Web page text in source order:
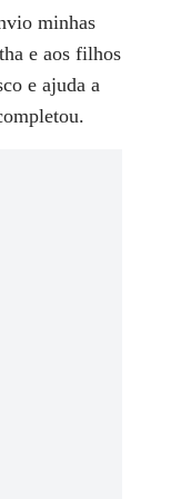
minhas
e aos filhos
e ajuda a